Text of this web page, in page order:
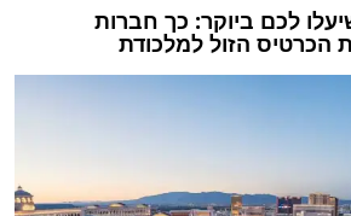
לכם ביוקר: כך חברות
הכרטיס הזול למלכודת